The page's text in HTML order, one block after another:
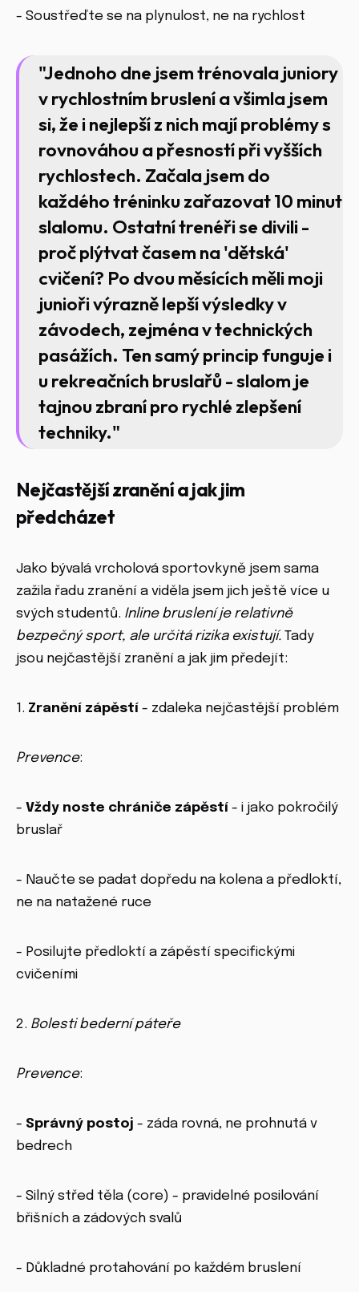
- Soustřeďte se na plynulost, ne na rychlost
"Jednoho dne jsem trénovala juniory
v rychlostním bruslení a všimla jsem
si, že i nejlepší z nich mají problémy s
rovnováhou a přesností při vyšších
rychlostech. Začala jsem do
každého tréninku zařazovat 10 minut
slalomu. Ostatní trenéři se divili -
proč plýtvat časem na 'dětská'
cvičení? Po dvou měsících měli moji
junioři výrazně lepší výsledky v
závodech, zejména v technických
pasážích. Ten samý princip funguje i
u rekreačních bruslařů - slalom je
tajnou zbraní pro rychlé zlepšení
techniky."
Nejčastější zranění a jak jim
předcházet
Jako bývalá vrcholová sportovkyně jsem sama
zažila řadu zranění a viděla jsem jich ještě více u
svých studentů. Inline bruslení je relativně
bezpečný sport, ale určitá rizika existují. Tady
jsou nejčastější zranění a jak jim předejít:
1. Zranění zápěstí - zdaleka nejčastější problém
Prevence:
- Vždy noste chrániče zápěstí - i jako pokročilý
bruslař
- Naučte se padat dopředu na kolena a předloktí,
ne na natažené ruce
- Posilujte předloktí a zápěstí specifickými
cvičeními
2. Bolesti bederní páteře
Prevence:
- Správný postoj - záda rovná, ne prohnutá v
bedrech
- Silný střed těla (core) - pravidelné posilování
břišních a zádových svalů
- Důkladné protahování po každém bruslení